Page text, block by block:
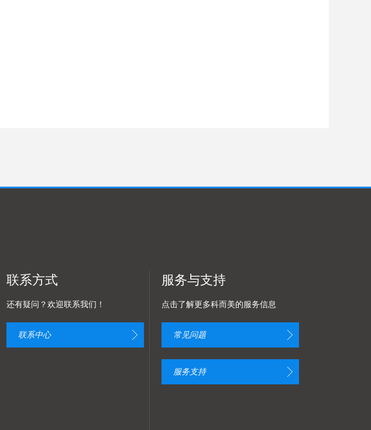
联系方式
还有疑问？欢迎联系我们！
联系中心
服务与支持
点击了解更多科而美的服务信息
常见问题
服务支持